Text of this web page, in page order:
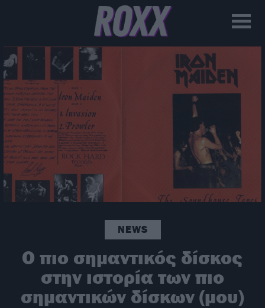
NEWS
Ο πιο σημαντικός δίσκος
στην ιστορία των πιο
σημαντικών δίσκων (μου)